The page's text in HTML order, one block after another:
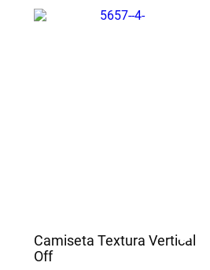
Camiseta Textura Vertical
Off